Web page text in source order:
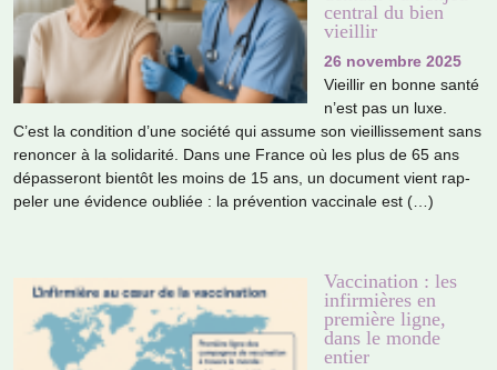
central du bien
vieillir
26 novembre 2025
Vieillir en bonne santé
n’est pas un luxe.
C’est la condi­tion d’une société qui assume son vieillis­se­ment sans
renon­cer à la soli­da­rité. Dans une France où les plus de 65 ans
dépas­se­ront bien­tôt les moins de 15 ans, un docu­ment vient rap­
pe­ler une évidence oubliée : la pré­ven­tion vac­ci­nale est (…)
Vaccination : les
infirmières en
première ligne,
dans le monde
entier